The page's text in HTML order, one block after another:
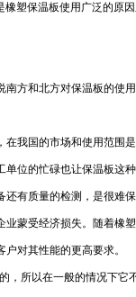
塑保温板使用广泛的原
方和北方对保温板的使
我国的市场和使用范围
位的忙碌也让保温板这
有质量的检测，是很难
蒙受经济损失。随着橡
对其性能的更高要求。
，所以在一般的情况下它